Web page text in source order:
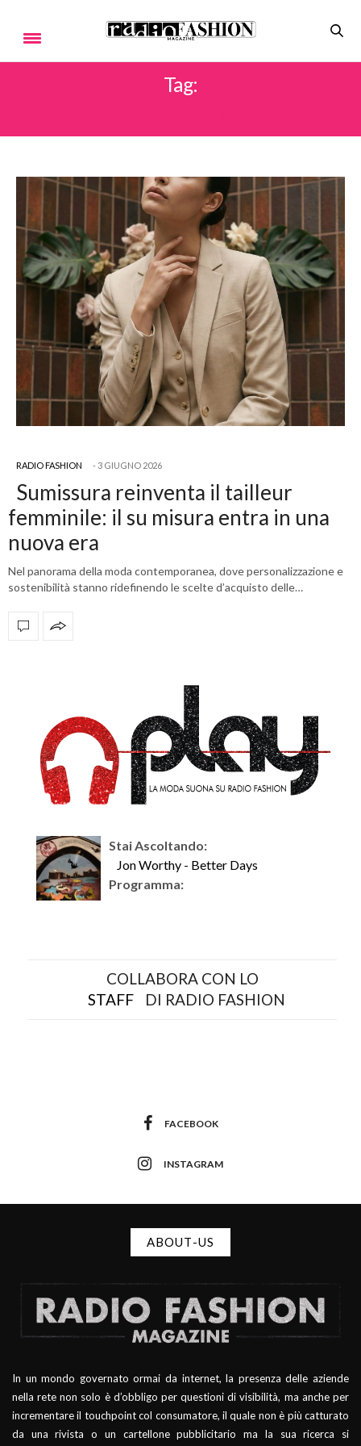
Tag:
RADIO FASHION 3 GIUGNO 2026
Sumissura reinventa il tailleur
femminile: il su misura entra in una
nuova era
Nel panorama della moda contemporanea, dove personalizzazione e
sostenibilità stanno ridefinendo le scelte d’acquisto delle…
Stai Ascoltando:
Jon Worthy - Better Days
Programma:
COLLABORA CON LO
STAFF
DI RADIO FASHION
FACEBOOK
INSTAGRAM
ABOUT-US
In un mondo governato ormai da internet, la presenza delle aziende
nella rete non solo è d’obbligo per questioni di visibilità, ma anche per
incrementare il touchpoint col consumatore, il quale non è più catturato
da una rivista o un cartellone pubblicitario ma la sua ricerca si